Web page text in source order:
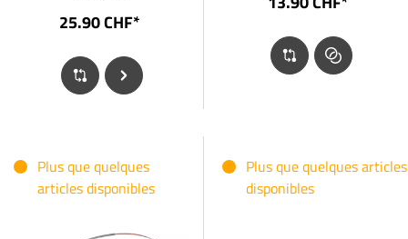
25.90 CHF*
Plus que quelques
articles disponibles
Plus que quelques articles
disponibles